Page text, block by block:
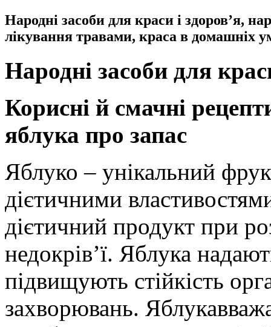
Народні засоби для краси і здоров’я,
лікування травами, краса в домашніх
Народні засоби для
Корисні й смачні
яблука про запас
Яблуко – унікальний
дієтичними
дієтичний продукт при
недокрів’ї. Яблука
підвищують стійкість
захворювань. Яблука